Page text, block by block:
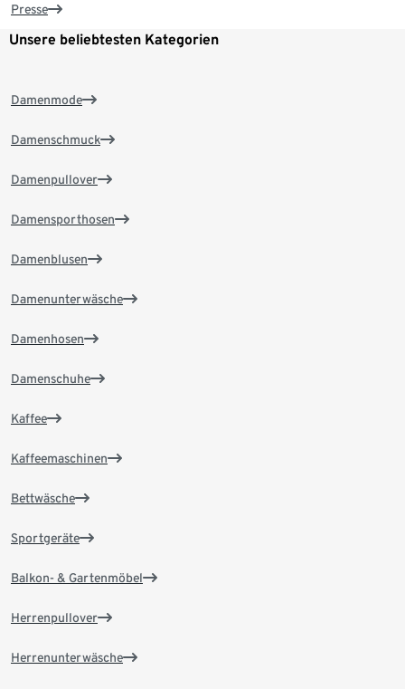
Presse
Unsere beliebtesten Kategorien
Damenmode
Damenschmuck
Damenpullover
Damensporthosen
Damenblusen
Damenunterwäsche
Damenhosen
Damenschuhe
Kaffee
Kaffeemaschinen
Bettwäsche
Sportgeräte
Balkon- & Gartenmöbel
Herrenpullover
Herrenunterwäsche